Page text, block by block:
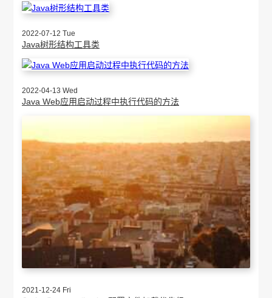
2022-07-12 Tue
Java树形结构工具类
2022-04-13 Wed
Java Web应用启动过程中执行代码的方法
2021-12-24 Fri